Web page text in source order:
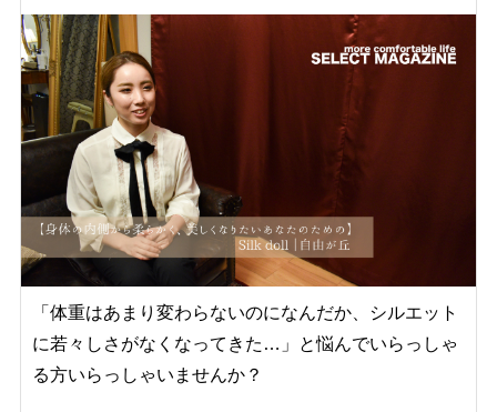
「体重はあまり変わらないのになんだか、シルエット
に若々しさがなくなってきた…」と悩んでいらっしゃ
る方いらっしゃいませんか？